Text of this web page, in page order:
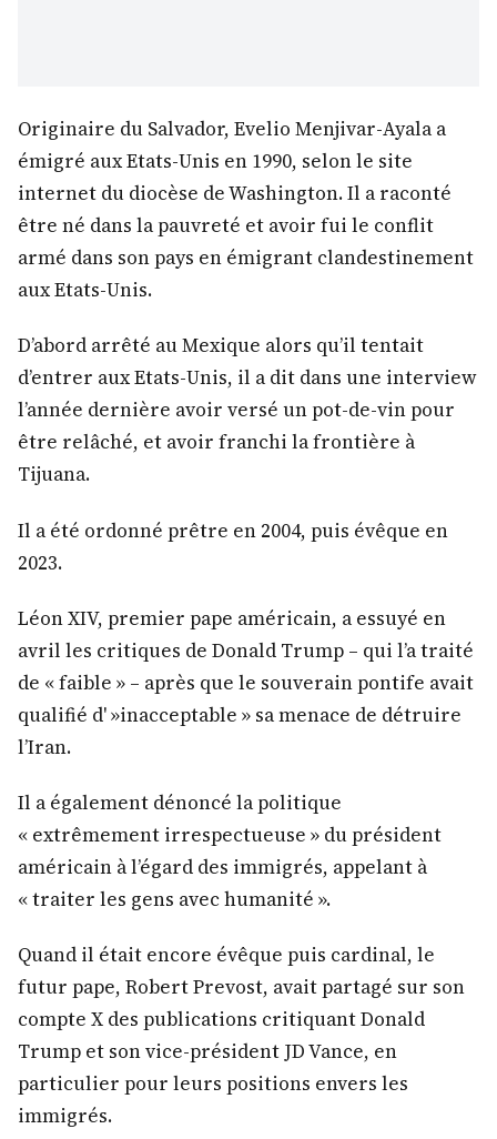
Originaire du Salvador, Evelio Menjivar-Ayala a
émigré aux Etats-Unis en 1990, selon le site
internet du diocèse de Washington. Il a raconté
être né dans la pauvreté et avoir fui le conflit
armé dans son pays en émigrant clandestinement
aux Etats-Unis.
D’abord arrêté au Mexique alors qu’il tentait
d’entrer aux Etats-Unis, il a dit dans une interview
l’année dernière avoir versé un pot-de-vin pour
être relâché, et avoir franchi la frontière à
Tijuana.
Il a été ordonné prêtre en 2004, puis évêque en
2023.
Léon XIV, premier pape américain, a essuyé en
avril les critiques de Donald Trump – qui l’a traité
de « faible » – après que le souverain pontife avait
qualifié d' »inacceptable » sa menace de détruire
l’Iran.
Il a également dénoncé la politique
« extrêmement irrespectueuse » du président
américain à l’égard des immigrés, appelant à
« traiter les gens avec humanité ».
Quand il était encore évêque puis cardinal, le
futur pape, Robert Prevost, avait partagé sur son
compte X des publications critiquant Donald
Trump et son vice-président JD Vance, en
particulier pour leurs positions envers les
immigrés.